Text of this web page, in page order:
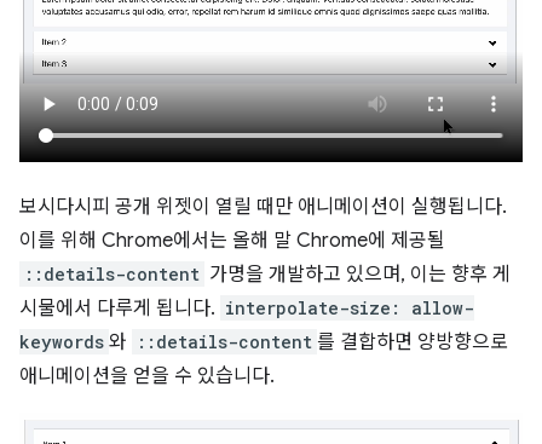
보시다시피 공개 위젯이 열릴 때만 애니메이션이 실행됩니다.
이를 위해 Chrome에서는 올해 말 Chrome에 제공될
::details-content 가명을 개발하고 있으며, 이는 향후 게
시물에서 다루게 됩니다. interpolate-size: allow-
keywords 와 ::details-content 를 결합하면 양방향으로
애니메이션을 얻을 수 있습니다.